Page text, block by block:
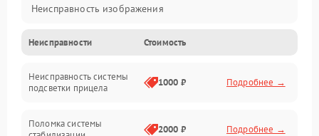
Неисправность изображения
Механические повреждения
Неисправность фокусировки и оптики
Неисправности Стоимость
Неисправность системы
подсветки прицела
1000 ₽ Подробнее →
Поломка системы
2000 ₽ Подробнее →